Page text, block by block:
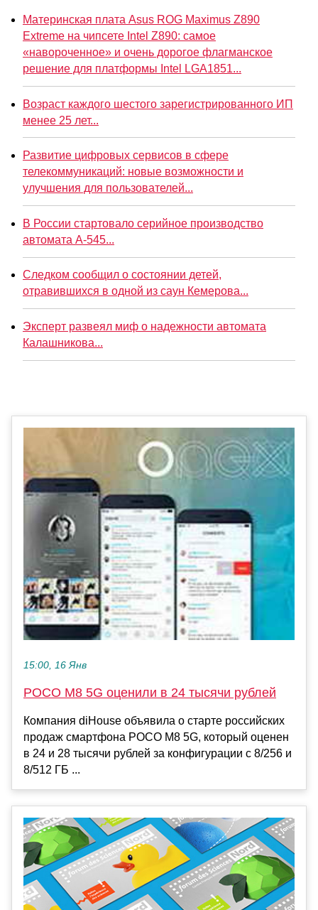
Материнская плата Asus ROG Maximus Z890
Extreme на чипсете Intel Z890: самое
«навороченное» и очень дорогое флагманское
решение для платформы Intel LGA1851...
Возраст каждого шестого зарегистрированного ИП
менее 25 лет...
Развитие цифровых сервисов в сфере
телекоммуникаций: новые возможности и
улучшения для пользователей...
В России стартовало серийное производство
автомата А-545...
Следком сообщил о состоянии детей,
отравившихся в одной из саун Кемерова...
Эксперт развеял миф о надежности автомата
Калашникова...
15:00, 16 Янв
POCO M8 5G оценили в 24 тысячи рублей
Компания diHouse объявила о старте российских
продаж смартфона POCO M8 5G, который оценен
в 24 и 28 тысячи рублей за конфигурации с 8/256 и
8/512 ГБ ...